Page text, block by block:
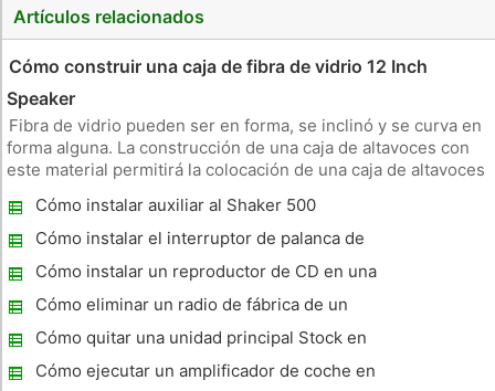
Artículos relacionados
Cómo construir una caja de fibra de vidrio 12 Inch
Speaker
Fibra de vidrio pueden ser en forma, se inclinó y se curva en
forma alguna. La construcción de una caja de altavoces con
este material permitirá la colocación de una caja de altavoces
tradicional no encajaría. La forma de fibra de vidrio se forma
pa
Cómo instalar auxiliar al Shaker 500
Cómo instalar el interruptor de palanca de
encendido remoto de un amplificador A
Cómo instalar un reproductor de CD en una
Explorer Sport
Cómo eliminar un radio de fábrica de un
Scion XA
Cómo quitar una unidad principal Stock en
un 1993 Mitsubishi
Cómo ejecutar un amplificador de coche en